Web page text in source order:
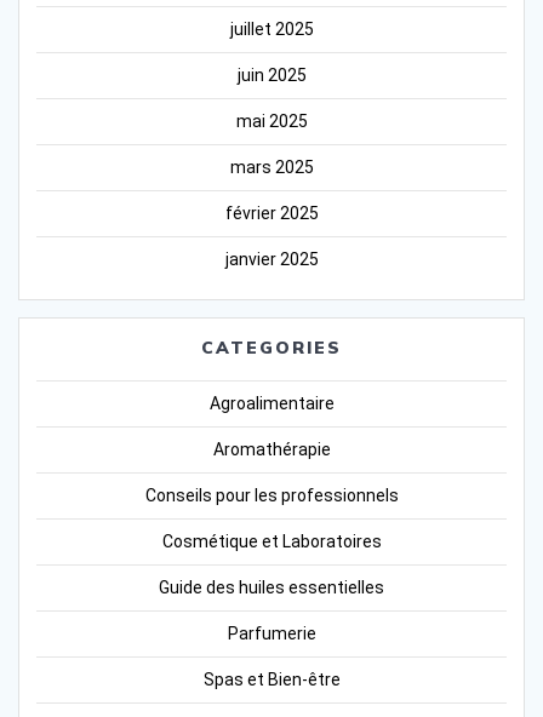
juillet 2025
juin 2025
mai 2025
mars 2025
février 2025
janvier 2025
CATEGORIES
Agroalimentaire
Aromathérapie
Conseils pour les professionnels
Cosmétique et Laboratoires
Guide des huiles essentielles
Parfumerie
Spas et Bien-être